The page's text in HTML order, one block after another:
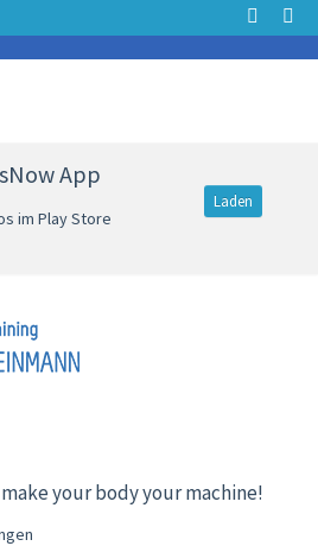
App
im Play Store
Laden
your body your machine!